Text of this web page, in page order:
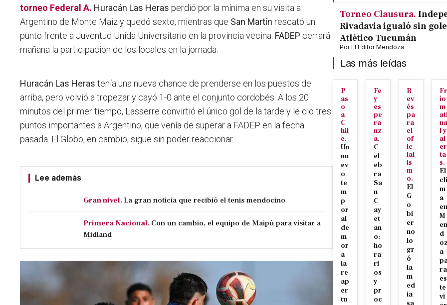
torneo Federal A. Huracán Las Heras perdió por la mínima en su visita a
Argentino de Monte Maíz y quedó sexto, mientras que San Martín rescató un
punto frente a Juventud Unida Universitario en la provincia vecina. FADEP cerrará
mañana la participación de los locales en la jornada.
Huracán Las Heras tenía una nueva chance de prenderse en los puestos de
arriba, pero volvió a tropezar y cayó 1-0 ante el conjunto cordobés. A los 20
minutos del primer tiempo, Lasserre convirtió el único gol de la tarde y le dio tres
puntos importantes a Argentino, que venía de superar a FADEP en la fecha
pasada. El Globo, en cambio, sigue sin poder reaccionar.
Lee además
Gran nivel. La gran noticia que recibió el tenis mendocino
Primera Nacional. Con un cambio, el equipo de Maipú para visitar a
Midland
Torneo Clausura.
Rivadavia igualó sin
Atlético Tucumán
PorEl Editor Mendoza
Las más leídas
P
as
o
a
C
hil
e.
Un
nu
ev
o
te
m
p
or
al
de
m
or
a
la
re
ap
er
tu
Fe
y
es
pe
ra
nz
a.
C
el
eb
ra
Sa
n
C
ay
et
an
o:
ho
ra
ri
os
y
pr
oc
R
ev
és
pa
ra
el
of
ic
ial
is
m
o.
El
G
o
bi
er
no
lo
gr
ó
la
m
ed
ia
Fr
ío
m
na
l y
al
er
ta
s.
El
cli
m
a
en
M
en
d
a
ra
es
te
vi